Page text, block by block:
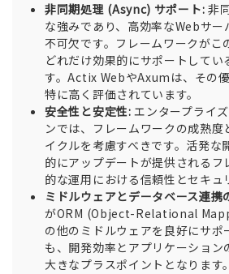
非同期処理 (Async) サポート: 非
な強みであり、高効率なWebサ
不可欠です。フレームワークがこ
どれだけ効果的にサポートしてい
す。Actix WebやAxumは、その
特に高く評価されています。
安全性と安定性: エンタープライ
ンでは、フレームワークの成熟度
イクルを考慮すべきです。活発な
的にアップデートが提供される
的な運用における信頼性とセキュ
ミドルウェアとデータベース連携
がORM (Object-Relational
の他のミドルウェアを良好にサポ
も、開発効率とアプリケーション
大きなプラスポイントとなります。